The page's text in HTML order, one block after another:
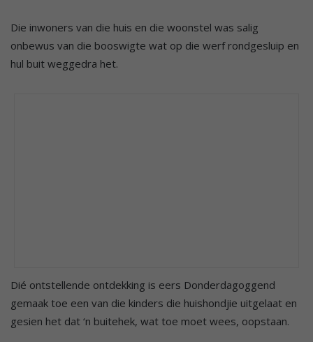
Die inwoners van die huis en die woonstel was salig
onbewus van die booswigte wat op die werf rondgesluip en
hul buit weggedra het.
Dié ontstellende ontdekking is eers Donderdagoggend
gemaak toe een van die kinders die huishondjie uitgelaat en
gesien het dat ‘n buitehek, wat toe moet wees, oopstaan.